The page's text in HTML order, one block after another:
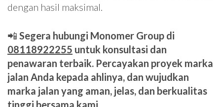
dengan hasil maksimal.
📲 Segera hubungi Monomer Group di
08118922255 untuk konsultasi dan
penawaran terbaik. Percayakan proyek marka
jalan Anda kepada ahlinya, dan wujudkan
marka jalan yang aman, jelas, dan berkualitas